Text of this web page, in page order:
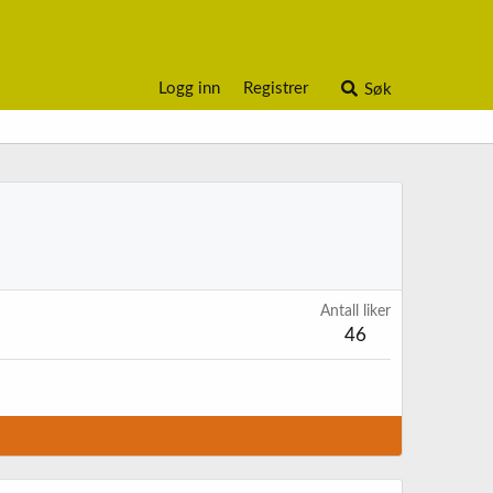
Logg inn Registrer Søk
Antall liker
46